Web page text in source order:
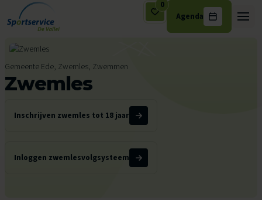
Ga naar de inhoud
0
Agenda
Gemeente Ede, Zwemles, Zwemmen
Zwemles
Inschrijven zwemles tot 18 jaar
Inloggen zwemlesvolgsysteem